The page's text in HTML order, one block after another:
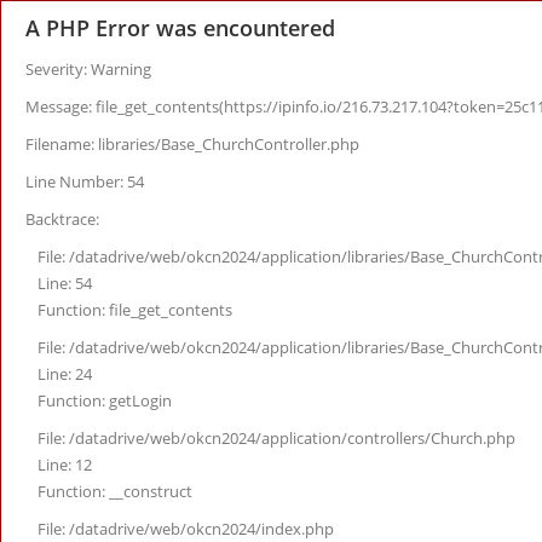
A PHP Error was encountered
Severity: Warning
Message: file_get_contents(https://ipinfo.io/
Filename: libraries/Base_ChurchController.php
Line Number: 54
Backtrace:
File: /datadrive/web/okcn2024/application/libraries/
Line: 54
Function: file_get_contents
File: /datadrive/web/okcn2024/application/libraries/
Line: 24
Function: getLogin
File: /datadrive/web/okcn2024/application/controllers/Church.php
Line: 12
Function: __construct
File: /datadrive/web/okcn2024/index.php